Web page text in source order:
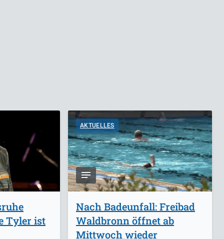
Tyler ist
AKTUELLES
Nach Badeunfall: Freibad
Waldbronn öffnet ab
Mittwoch wieder